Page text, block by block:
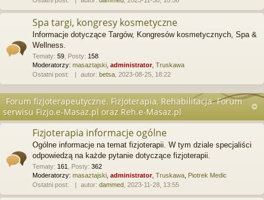
Spa targi, kongresy kosmetyczne
Informacje dotyczące Targów, Kongresów kosmetycznych, Spa &
Wellness.
Tematy: 59 Posty: 158
Moderatorzy: masaztajski administrator, Truskawa
Ostatni post:
autor: betsa , 2023-08-25, 18:22
Forum fizjoterapeutyczne. Fizjoterapia, Rehabilitacja. Forum
serwisu Fizjo.e-Masaz.pl oraz Reh.e-Masaz.pl
Fizjoterapia informacje ogólne
Ogólne informacje na temat fizjoterapii. W tym dziale specjaliści
odpowiedzą na każde pytanie dotyczące fizjoterapii.
Tematy: 161 Posty: 362
Moderatorzy: masaztajski administrator, Truskawa Piotrek Medic
Ostatni post:
autor: dammed , 2023-11-28, 13:55